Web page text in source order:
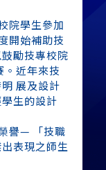
院學生參加
開始補助技
勵技專校院
。近年來技
展及設計
生的設計
譽— 「技職
表現之師生